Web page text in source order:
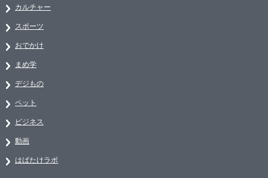
カルチャー
スポーツ
おでかけ
まめ学
デジもの
ペット
ビジネス
動画
はばたけラボ